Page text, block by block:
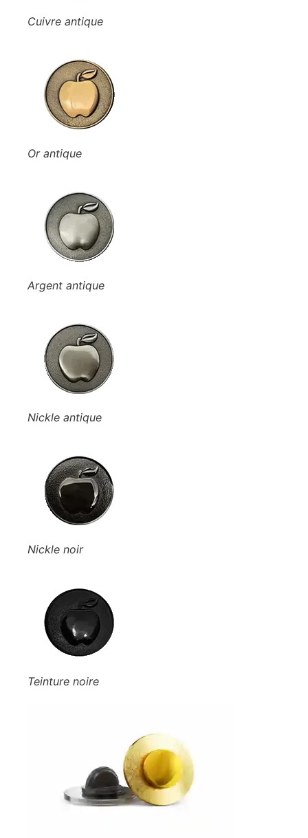
Cuivre antique
Or antique
Argent antique
Nickle antique
Nickle noir
Teinture noire